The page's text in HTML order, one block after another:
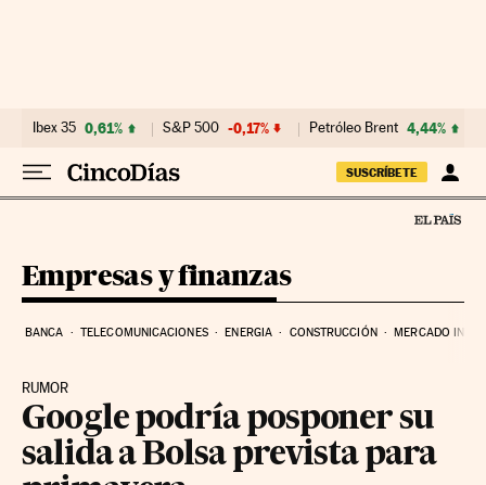
Ibex 35 0,61% S&P 500 -0,17% Petróleo Brent 4,44%
SUSCRÍBETE
Empresas y finanzas
BANCA TELECOMUNICACIONES ENERGIA CONSTRUCCIÓN MERCADO
RUMOR
Google podría posponer su
salida a Bolsa prevista para